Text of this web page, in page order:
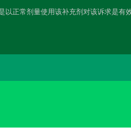
以正常剂量使用该补充剂对该诉求是有